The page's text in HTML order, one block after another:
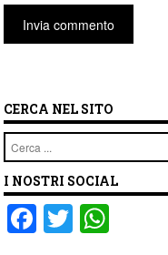
CERCA NEL SITO
Cerca
I NOSTRI SOCIAL
F T